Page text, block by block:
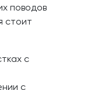
поводов
стоит
с
с